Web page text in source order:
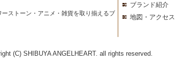
ストーン・アニメ・雑貨を取り揃えるブ
ブランド紹介
地図・アクセス
(C) SHIBUYA ANGELHEART. all rights reserved.